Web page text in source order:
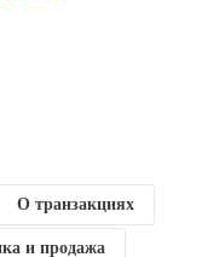
О транзакциях
и продажа